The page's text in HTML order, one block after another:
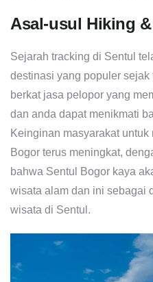
Asal-usul Hiking
Sejarah tracking di Sentul
destinasi yang populer
berkat jasa pelopor yang
dan anda dapat menikmati
Keinginan masyarakat
Bogor terus meningkat,
bahwa Sentul Bogor kaya
wisata alam dan ini sebagai
wisata di Sentul.